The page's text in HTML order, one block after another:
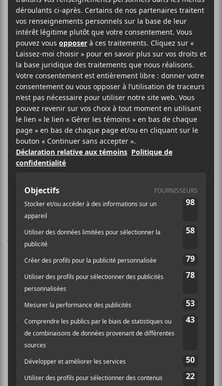
COVID-19 :
Prolongement
des mesures
sanitaires pour un
autre 28 jours
Enpoint de pressele 26 octobre à
Legault a confirmé ce que plusieurs
prévoyaient : les mesures sanitaires
seront reconduites au-delà les 28
jours initiaux.
Personne n’avait besoin d’une boule de cristal pour la
voir venir, les chiffres parlant largement d’eux-
mêmes. En raison de l’absence de ralentissement de la
contagion, les mesures sanitaires seront repoussées
pour un autre 28 jours dans les zones rouges.
De plus, les aides qui étaient en place se poursuivront
jusqu’au 23 novembre prochain. La raison principale
évoquée par le premier ministre est le nombre de cas